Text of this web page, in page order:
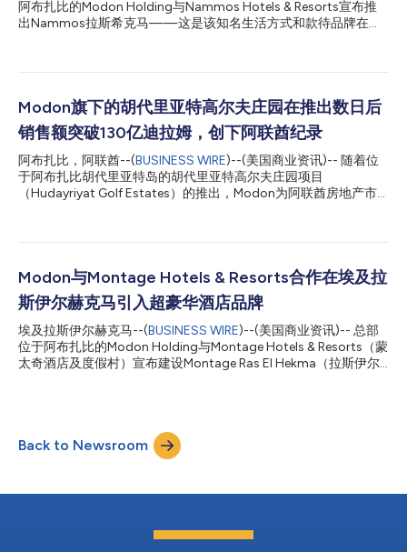
阿布扎比的Modon Holding与Nammos Hotels & Resorts宣布推
出Nammos拉斯希克马——这是该知名生活方式和款待品牌在埃
Nammos住宅、Nammos度假村、Nammos村以及一系列精心策
和海滩俱乐部。 Nammos拉斯希克马是对当代地中海奢华生活的
全新诠释。这一目的地既反映了埃及北海岸的自然美景，又体现了
Nammos所代表的精致而充满活力的生活方式。它引入了一种受
地中海精神启发的生活理念，将建筑、景观、艺术和款待服务无缝
融合为一个整体环境。 Nammos住宅将包括72套一至四居室公寓
和一套顶层公寓，而Nammos度假村将提供79间客房，分为五个
类别，从初级套房、一居室和两居室套房到总统套房和庆典套房，
Modon旗下的胡代里亚特高尔夫庄园在推出数日后
销售额突破130亿迪拉姆，创下阿联酋纪录
阿布扎比，阿联酋--(BUSINESS WIRE)--(美国商业资讯)-- 随着位
于阿布扎比胡代里亚特岛的胡代里亚特高尔夫庄园项目
（Hudayriyat Golf Estates）的推出，Modon为阿联酋房地产市
录。 该开发项目由一系列独一无二的高尔夫豪宅、别墅和联排别
者的积极反响体现了他们对阿布扎比房地产市场以及Modon发展
愿景的信心，同时也进一步巩固了胡代里亚特岛作为顶级生活方式
目的地的地位。 这个以隐私、健康和高端生活为设计理念的封闭
式社区吸引了广泛关注，其中15%的买家为非阿联酋居民，81%为
Modon的新客户。受安达卢西亚风格启发的建筑、双面水景与球
道景观，以及占地95公顷的高尔夫球场，均融入了这一适合步行
出行的总体规划之中。一条2.3公里的绿色中轴线将各类配套设施
Modon与Montage Hotels & Resorts合作在埃及拉
斯伊尔赫克马引入超豪华酒店品牌
埃及拉斯伊尔赫克马--(BUSINESS WIRE)--(美国商业资讯)-- 总部
位于阿布扎比的Modon Holding与Montage Hotels & Resorts（蒙
太奇酒店及度假村）宣布建设Montage Ras El Hekma（拉斯伊尔
务和旅游之都。 Montage Ras El Hekma将设200间客房和套房、
96套Montage住宅，以及精选的养生和休闲设施，包括可游泳的
滨海环礁湖、拥有13间理疗室的Spa Montage水疗中心、六处餐
核心设计，还设有丰富的活动空间宽阔的室外草坪和露台，以及作
区建设的中心，旨在建设酒店式的人居环境，将私人住宅与
Montage经典的直观、低调奢华主义以及全服务式公寓生活方式相
Back to Newsroom